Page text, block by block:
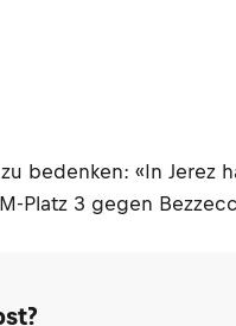
bedenken: «In Jerez
Platz 3 gegen